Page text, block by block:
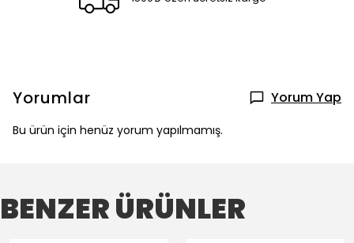
Yorumlar Yorum Yap
Bu ürün için henüz yorum yapılmamış.
BENZER ÜRÜNLER